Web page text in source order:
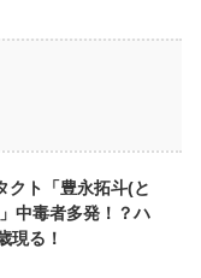
クト「豊永拓斗(と
中毒者多発！？ハ
現る！